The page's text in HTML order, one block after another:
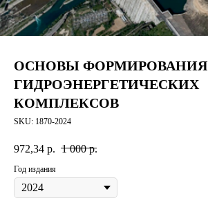
ОСНОВЫ ФОРМИРОВАНИЯ
ГИДРОЭНЕРГЕТИЧЕСКИХ
КОМПЛЕКСОВ
SKU: 1870-2024
972,34 р. 1 000 р.
Год издания